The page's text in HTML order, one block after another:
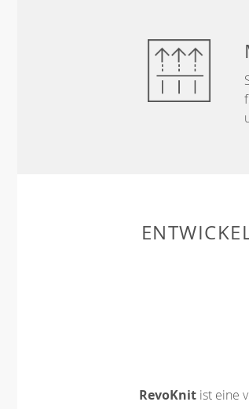
RevoKnit ist eine